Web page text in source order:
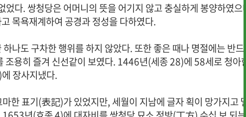
다. 쌍청당은 어머니의 뜻을 어기지 않고 충실하게 봉양하였으
목욕재계하여 공경과 정성을 다하였다.
나도 구차한 행위를 하지 않았다. 또한 좋은 때나 명절에는 반
용히 즐겨 신선같이 보였다. 1446년(세종 28)에 58세로 청아
장사지냈다.
한 표기(表記)가 있었지만, 세월이 지남에 글자 획이 망가지고